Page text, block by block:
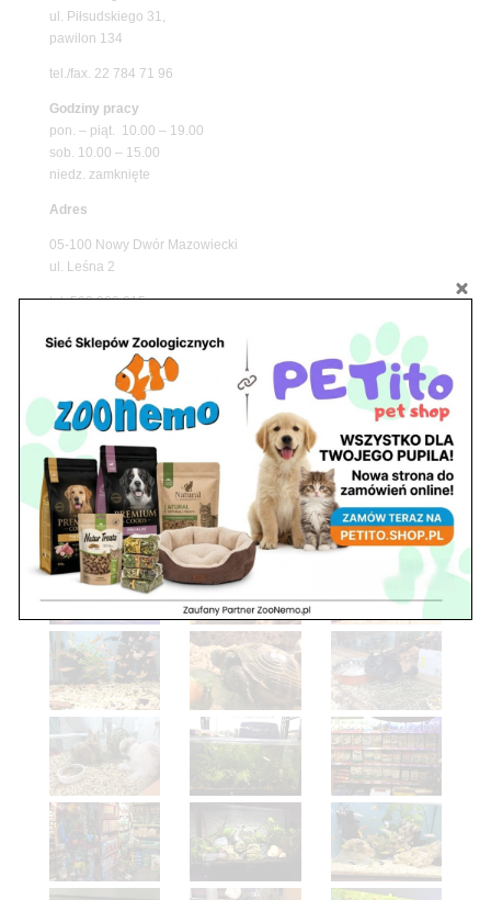
ul. Piłsudskiego 31,
pawilon 134
tel./fax. 22 784 71 96
Godziny pracy
pon. – piąt. 10.00 – 19.00
sob. 10.00 – 15.00
niedz. zamknięte
Adres
05-100 Nowy Dwór Mazowiecki
ul. Leśna 2
tel. 503 900 215
Godziny pracy
pon. – piąt. 10.00 – 19.00
sob. 8.00 – 15.00
niedz. zamknięte